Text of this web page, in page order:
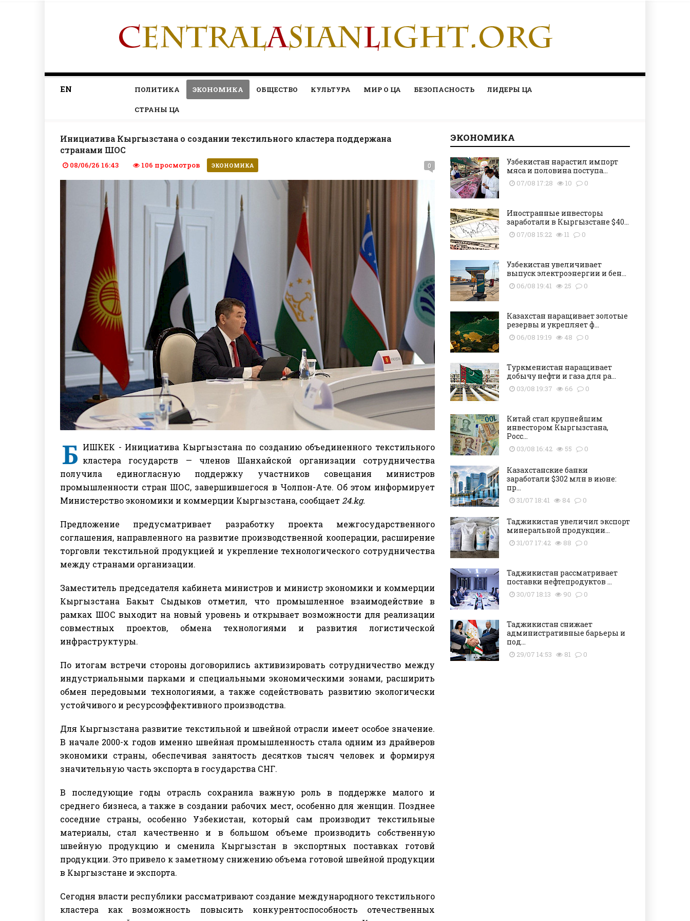
EN ПОЛИТИКА ЭКОНОМИКА ОБЩЕСТВО КУЛЬТУРА МИР О ЦА БЕЗОПАСНОСТЬ ЛИДЕРЫ ЦА
СТРАНЫ ЦА
Инициатива Кыргызстана о создании текстильного кластера поддержана
странами ШОС
08/06/26 16:43 106 просмотров ЭКОНОМИКА 0
Б ИШКЕК - Инициатива Кыргызстана по созданию объединенного текстильного
кластера государств — членов Шанхайской организации сотрудничества
получила единогласную поддержку участников совещания министров
промышленности стран ШОС, завершившегося в Чолпон-Ате. Об этом информирует
Министерство экономики и коммерции Кыргызстана, сообщает 24.kg.
Предложение предусматривает разработку проекта межгосударственного
соглашения, направленного на развитие производственной кооперации, расширение
торговли текстильной продукцией и укрепление технологического сотрудничества
между странами организации.
Заместитель председателя кабинета министров и министр экономики и коммерции
Кыргызстана Бакыт Сыдыков отметил, что промышленное взаимодействие в
рамках ШОС выходит на новый уровень и открывает возможности для реализации
совместных проектов, обмена технологиями и развития логистической
инфраструктуры.
По итогам встречи стороны договорились активизировать сотрудничество между
индустриальными парками и специальными экономическими зонами, расширить
обмен передовыми технологиями, а также содействовать развитию экологически
устойчивого и ресурсоэффективного производства.
Для Кыргызстана развитие текстильной и швейной отрасли имеет особое значение.
В начале 2000-х годов именно швейная промышленность стала одним из драйверов
экономики страны, обеспечивая занятость десятков тысяч человек и формируя
значительную часть экспорта в государства СНГ.
В последующие годы отрасль сохранила важную роль в поддержке малого и
среднего бизнеса, а также в создании рабочих мест, особенно для женщин. Позднее
соседние страны, особенно Узбекистан, который сам производит текстильные
материалы, стал качественно и в большом объеме производить собственную
швейную продукцию и сменила Кыргызстан в экспортных поставках готовй
продукции. Это привело к заметному снижению объема готовой швейной продукции
в Кыргызстане и экспорта.
Сегодня власти республики рассматривают создание международного текстильного
кластера как возможность повысить конкурентоспособность отечественных
ЭКОНОМИКА
Узбекистан нарастил импорт
мяса и половина поступа...
07/08 17:28 10 0
Иностранные инвесторы
заработали в Кыргызстане $40...
07/08 15:22 11 0
Узбекистан увеличивает
выпуск электроэнергии и бен...
06/08 19:41 25 0
Казахстан наращивает золотые
резервы и укрепляет ф...
06/08 19:19 48 0
Туркменистан наращивает
добычу нефти и газа для ра...
03/08 19:37 66 0
Китай стал крупнейшим
инвестором Кыргызстана,
Росс...
03/08 16:42 55 0
Казахстанские банки
заработали $302 млн в июне:
пр...
31/07 18:41 84 0
Таджикистан увеличил экспорт
минеральной продукции...
31/07 17:42 88 0
Таджикистан рассматривает
поставки нефтепродуктов ...
30/07 18:13 90 0
Таджикистан снижает
административные барьеры и
под...
29/07 14:53 81 0